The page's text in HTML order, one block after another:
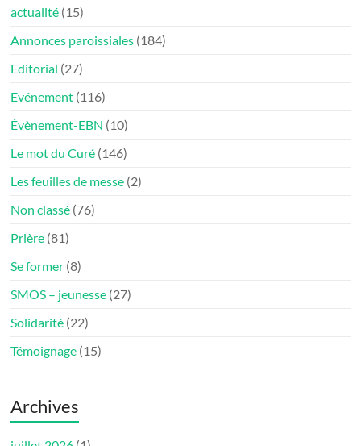
actualité (15)
Annonces paroissiales (184)
Editorial (27)
Evénement (116)
Évènement-EBN (10)
Le mot du Curé (146)
Les feuilles de messe (2)
Non classé (76)
Prière (81)
Se former (8)
SMOS – jeunesse (27)
Solidarité (22)
Témoignage (15)
Archives